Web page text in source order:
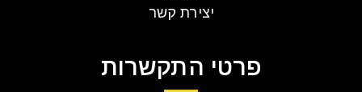
יצירת קשר
פרטי התקשרות